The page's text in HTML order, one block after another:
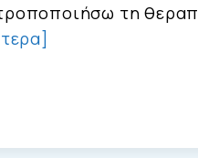
τη